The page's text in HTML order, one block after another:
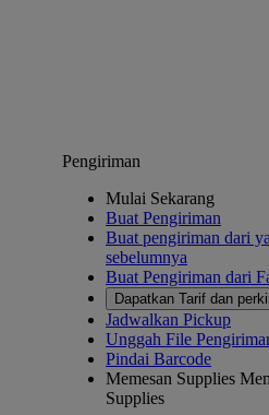
Pengiriman
Mulai Sekarang
Buat Pengiriman
Buat pengiriman dari
sebelumnya
Buat Pengiriman dari
Dapatkan Tarif dan
Jadwalkan Pickup
Unggah File
Pindai Barcode
Memesan Supplies
Supplies